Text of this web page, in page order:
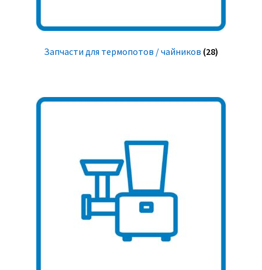
Запчасти для термопотов / чайников (28)